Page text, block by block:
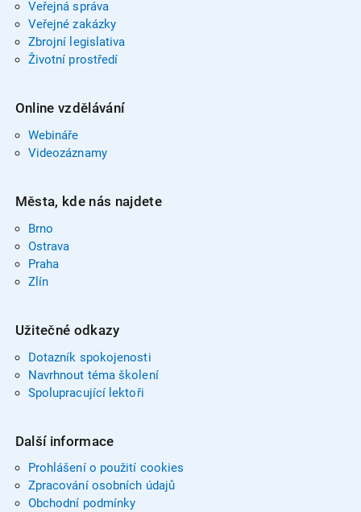
Veřejná správa
Veřejné zakázky
Zbrojní legislativa
Životní prostředí
Online vzdělávání
Webináře
Videozáznamy
Města, kde nás najdete
Brno
Ostrava
Praha
Zlín
Užitečné odkazy
Dotazník spokojenosti
Navrhnout téma školení
Spolupracující lektoři
Další informace
Prohlášení o použití cookies
Zpracování osobních údajů
Obchodní podmínky